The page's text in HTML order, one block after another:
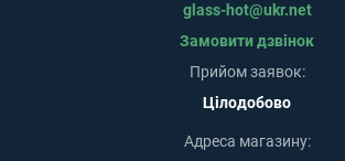
glass-hot@ukr.net
Замовити дзвінок
Прийом заявок:
Цілодобово
Адреса магазину: